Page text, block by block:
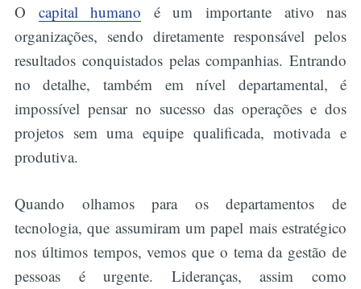
O capital humano é um importante ativo nas
organizações, sendo diretamente responsável pelos
resultados conquistados pelas companhias. Entrando
no detalhe, também em nível departamental, é
impossível pensar no sucesso das operações e dos
projetos sem uma equipe qualificada, motivada e
produtiva.
Quando olhamos para os departamentos de
tecnologia, que assumiram um papel mais estratégico
nos últimos tempos, vemos que o tema da gestão de
pessoas é urgente. Lideranças, assim como